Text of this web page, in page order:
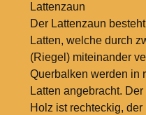
Lattenzaun
Der Lattenzaun
Latten, welche durch
(Riegel) miteinander
Querbalken werden in
Latten angebracht.
Holz ist rechteckig,